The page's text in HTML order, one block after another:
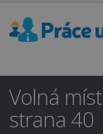
Volná
strana 40